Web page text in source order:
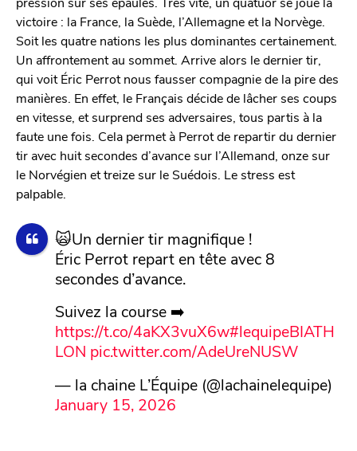
victoire : la France, la Suède, l’Allemagne et la Norvège.
Soit les quatre nations les plus dominantes certainement.
Un affrontement au sommet. Arrive alors le dernier tir,
qui voit Éric Perrot nous fausser compagnie de la pire des
manières. En effet, le Français décide de lâcher ses coups
en vitesse, et surprend ses adversaires, tous partis à la
faute une fois. Cela permet à Perrot de repartir du dernier
tir avec huit secondes d’avance sur l’Allemand, onze sur
le Norvégien et treize sur le Suédois. Le stress est
palpable.
🙀Un dernier tir magnifique !
Éric Perrot repart en tête avec 8
secondes d’avance.
Suivez la course ➡️
https://t.co/4aKX3vuX6w#lequipeBIATH
LON pic.twitter.com/AdeUreNUSW
— la chaine L’Équipe (@lachainelequipe)
January 15, 2026